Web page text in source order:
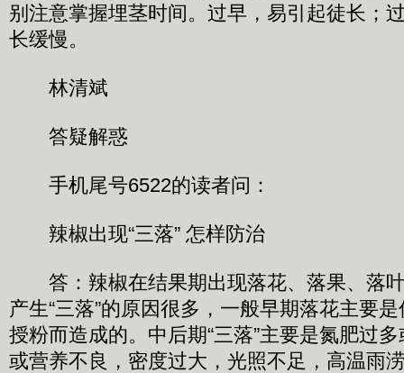
别注意掌握埋茎时间。过早，易引起徒长；
长缓慢。
林清斌
答疑解惑
手机尾号6522的读者问：
辣椒出现“三落” 怎样防治
答：辣椒在结果期出现落花、落果、落叶
产生“三落”的原因很多，一般早期落花主要
授粉而造成的。中后期“三落”主要是氮肥过
或营养不良，密度过大，光照不足，高温雨